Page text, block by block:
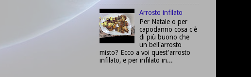
Arrosto infilato
Per Natale o per
capodanno cosa c'è
di più buono che
un bell'arrosto
misto? Ecco a voi quest'arrosto
infilato, e per infilato in...